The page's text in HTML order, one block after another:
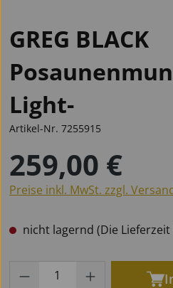
GREG BLACK
Light-
Artikel-Nr. 7255915
Regulärer Preis:
259,00 €
Preise inkl. MwSt. zzgl.
nicht lagernd (Die
Produkt Anzahl: Gib